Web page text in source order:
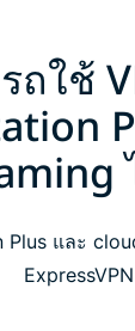
ใช้
Plus และ
ExpressVPN